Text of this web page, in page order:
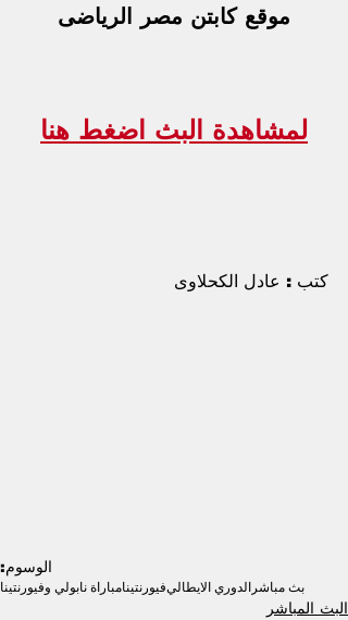
موقع كابتن مصر الرياضى
لمشاهدة البث اضغط هنا
كتب : عادل الكحلاوى
الوسوم:
بث مباشرالدوري الايطاليفيورنتينامباراة نابولي وفيورنتينا
البث المباشر